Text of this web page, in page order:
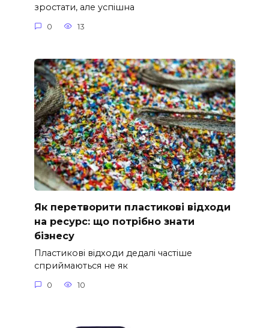
зростати, але успішна
0 13
Як перетворити пластикові відходи
на ресурс: що потрібно знати
бізнесу
Пластикові відходи дедалі частіше
сприймаються не як
0 10